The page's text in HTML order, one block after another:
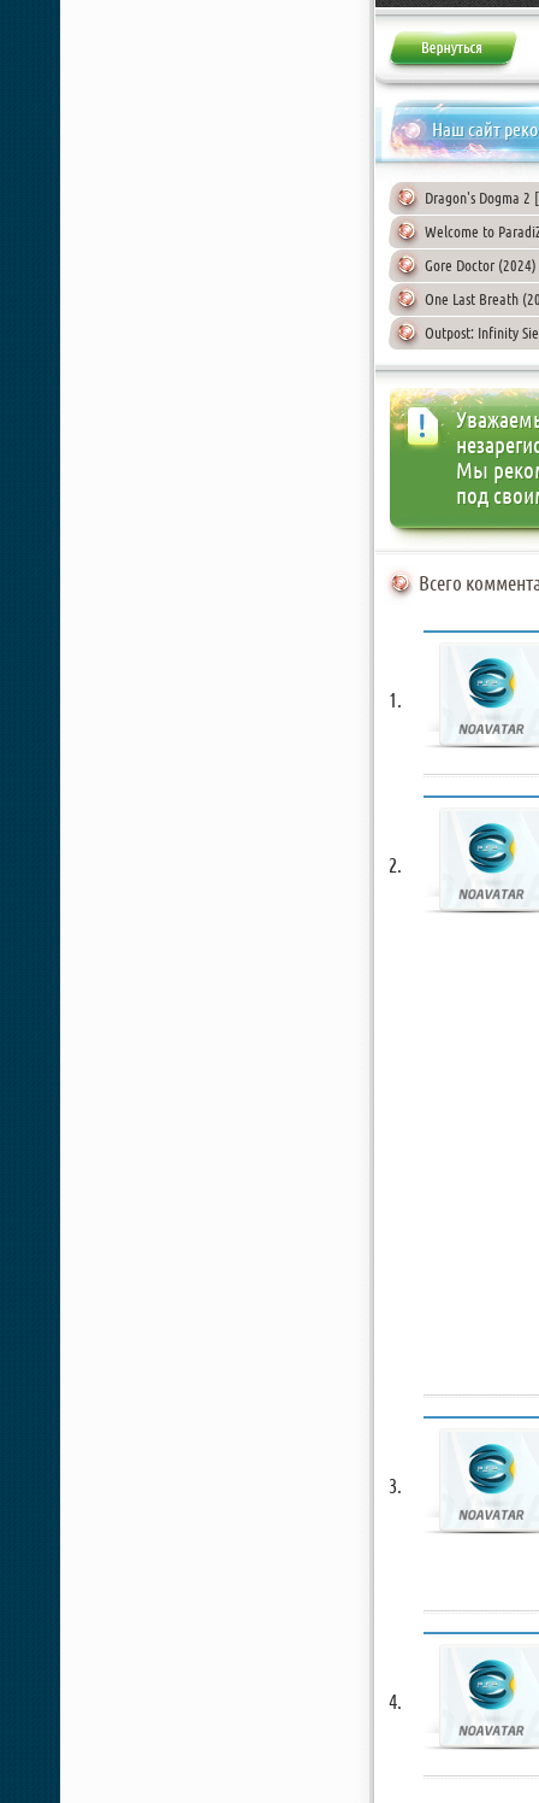
Наш сайт
Dragon's Dogma 2
Welcome to
Gore Doctor
One Last Breath
Outpost: Infinity
Мы
под
Всего